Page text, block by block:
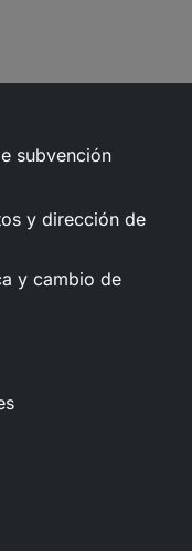
subvención
y dirección de
y cambio de